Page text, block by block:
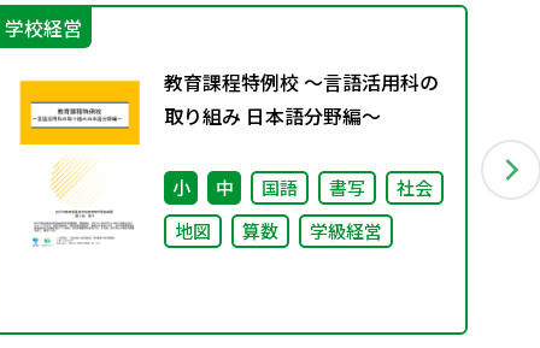
学校経営
教育課程特例校 ～言語活用科の
取り組み 日本語分野編～
小 中 国語 書写
社会
地図
算数 学級経営